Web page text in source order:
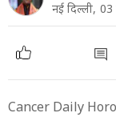
नई दिल्ली, 03
Cancer Daily